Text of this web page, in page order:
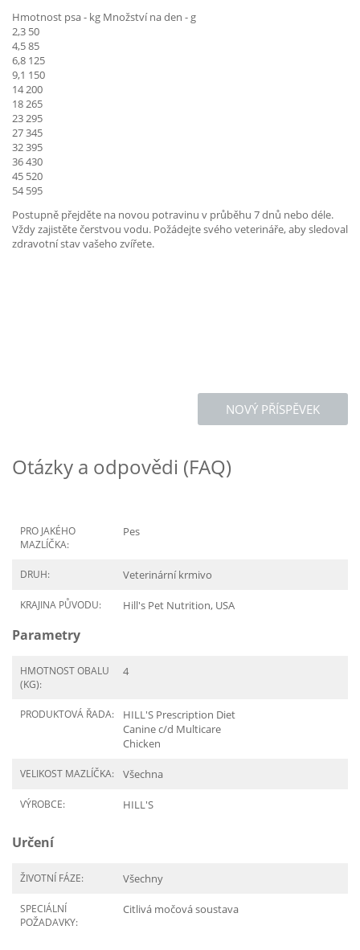
Hmotnost psa - kg Množství na den - g
2,3 50
4,5 85
6,8 125
9,1 150
14 200
18 265
23 295
27 345
32 395
36 430
45 520
54 595
Postupně přejděte na novou potravinu v průběhu 7 dnů nebo déle.
Vždy zajistěte čerstvou vodu. Požádejte svého veterináře, aby sledoval
zdravotní stav vašeho zvířete.
NOVÝ PŘÍSPĚVEK
Otázky a odpovědi (FAQ)
PRO JAKÉHO
MAZLÍČKA:
Pes
DRUH: Veterinární krmivo
KRAJINA PŮVODU: Hill's Pet Nutrition, USA
Parametry
HMOTNOST OBALU
(KG):
4
PRODUKTOVÁ ŘADA:
HILL'S Prescription Diet
Canine c/d Multicare
Chicken
VELIKOST MAZLÍČKA: Všechna
VÝROBCE: HILL'S
Určení
ŽIVOTNÍ FÁZE: Všechny
SPECIÁLNÍ
POŽADAVKY:
Citlivá močová soustava